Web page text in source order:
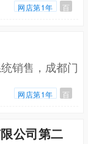
网店第1年 百
销售，成都门
网店第1年 百
公司第二